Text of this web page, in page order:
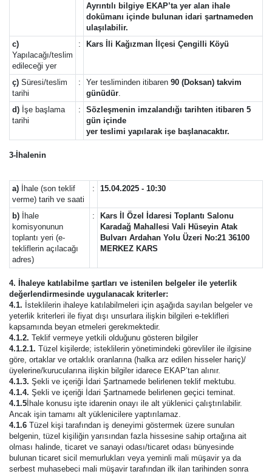
Ayrıntılı bilgiye EKAP’ta yer alan ihale
dokümanı içinde bulunan idari şartnameden
ulaşılabilir.
c)
Yapılacağı/teslim
edileceği yer
: Kars İli Kağızman İlçesi Çengilli Köyü
ç) Süresi/teslim
tarihi
: Yer tesliminden itibaren 90 (Doksan) takvim
günüdür.
d) İşe başlama
tarihi
:
Sözleşmenin imzalandığı tarihten itibaren 5
gün içinde
yer teslimi yapılarak işe başlanacaktır.
3-İhalenin
a) İhale (son teklif
verme) tarih ve saati
: 15.04.2025 - 10:30
b) İhale
komisyonunun
toplantı yeri (e-
tekliflerin açılacağı
adres)
:
Kars İl Özel İdaresi Toplantı Salonu
Karadağ Mahallesi Vali Hüseyin Atak
Bulvarı Ardahan Yolu Üzeri No:21 36100
MERKEZ KARS
4. İhaleye katılabilme şartları ve istenilen belgeler ile yeterlik
değerlendirmesinde uygulanacak kriterler:
4.1. İsteklilerin ihaleye katılabilmeleri için aşağıda sayılan belgeler ve
yeterlik kriterleri ile fiyat dışı unsurlara ilişkin bilgileri e-teklifleri
kapsamında beyan etmeleri gerekmektedir.
4.1.2. Teklif vermeye yetkili olduğunu gösteren bilgiler
4.1.2.1. Tüzel kişilerde; isteklilerin yönetimindeki görevliler ile ilgisine
göre, ortaklar ve ortaklık oranlarına (halka arz edilen hisseler hariç)/
üyelerine/kurucularına ilişkin bilgiler idarece EKAP’tan alınır.
4.1.3. Şekli ve içeriği İdari Şartnamede belirlenen teklif mektubu.
4.1.4. Şekli ve içeriği İdari Şartnamede belirlenen geçici teminat.
4.1.5 İhale konusu işte idarenin onayı ile alt yüklenici çalıştırılabilir.
Ancak işin tamamı alt yüklenicilere yaptırılamaz.
4.1.6 Tüzel kişi tarafından iş deneyimi göstermek üzere sunulan
belgenin, tüzel kişiliğin yarısından fazla hissesine sahip ortağına ait
olması halinde, ticaret ve sanayi odası/ticaret odası bünyesinde
bulunan ticaret sicil memurlukları veya yeminli mali müşavir ya da
serbest muhasebeci mali müşavir tarafından ilk ilan tarihinden sonra